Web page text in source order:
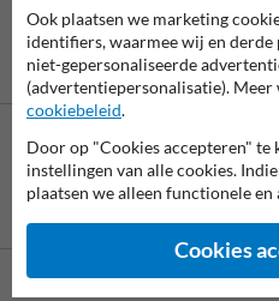
Ook plaatsen we marketing
identifiers, waarmee wij en
niet-gepersonaliseerde
(advertentiepersonalisatie). Meer
cookiebeleid.
Door op "Cookies accepteren" te
instellingen van alle cookies.
plaatsen we alleen functionele en
Cookies